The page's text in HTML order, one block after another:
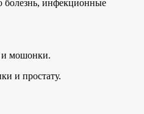
болезнь, инфекционные
и мошонки.
и простату.